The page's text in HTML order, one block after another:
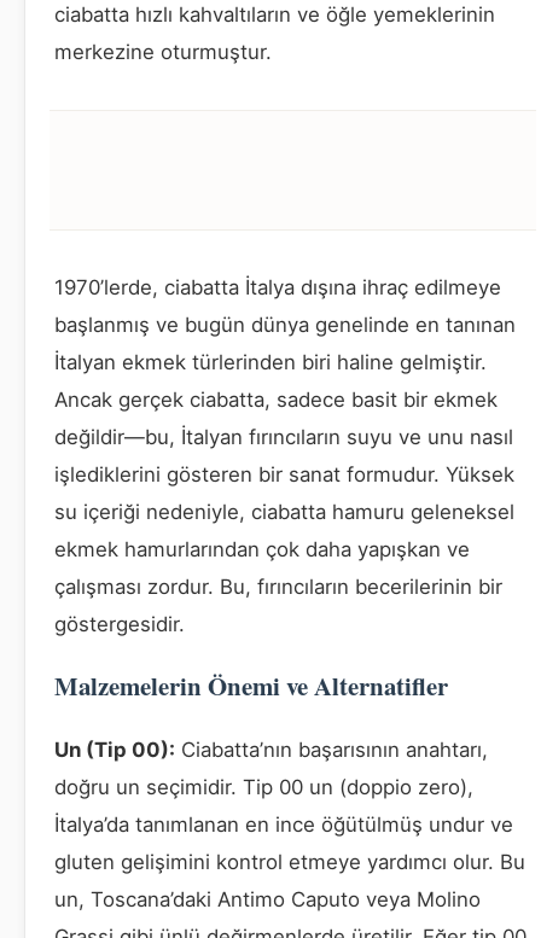
ciabatta hızlı kahvaltıların ve öğle yemeklerinin
merkezine oturmuştur.
1970’lerde, ciabatta İtalya dışına ihraç edilmeye
başlanmış ve bugün dünya genelinde en tanınan
İtalyan ekmek türlerinden biri haline gelmiştir.
Ancak gerçek ciabatta, sadece basit bir ekmek
değildir—bu, İtalyan fırıncıların suyu ve unu nasıl
işlediklerini gösteren bir sanat formudur. Yüksek
su içeriği nedeniyle, ciabatta hamuru geleneksel
ekmek hamurlarından çok daha yapışkan ve
çalışması zordur. Bu, fırıncıların becerilerinin bir
göstergesidir.
Malzemelerin Önemi ve Alternatifler
Un (Tip 00): Ciabatta’nın başarısının anahtarı,
doğru un seçimidir. Tip 00 un (doppio zero),
İtalya’da tanımlanan en ince öğütülmüş undur ve
gluten gelişimini kontrol etmeye yardımcı olur. Bu
un, Toscana’daki Antimo Caputo veya Molino